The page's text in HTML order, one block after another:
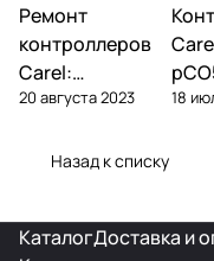
Автоматика и
контроллеры
Ремонт
контроллеров
Carel:
диагностика
поломок и
20 августа 2023
pCO
18
Назад к списку
КаталогДоставка и